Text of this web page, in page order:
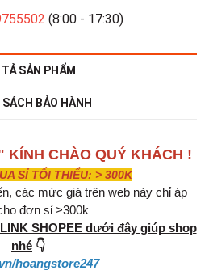
(8:00 - 17:30)
TẢ SẢN PHẨM
BẢO HÀNH
KÍNH CHÀO QUÝ KHÁCH !
SỈ TỐI THIỂU: > 300K
các mức giá trên web này chỉ áp
đơn sỉ >300k
SHOPEE dưới đây giúp shop
nhé 👇
hoangstore247